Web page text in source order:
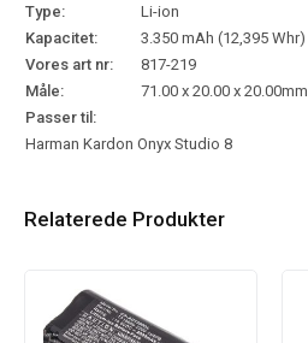
Type:
Li-ion
Kapacitet:
3.350 mAh (12,395 Whr)
Vores art nr:
817-219
Måle:
71.00 x 20.00 x 20.00mm
Passer til:
Harman Kardon Onyx Studio 8
Relaterede Produkter